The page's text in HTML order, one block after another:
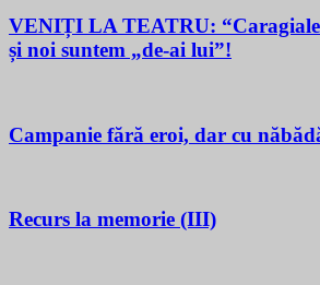
VENIȚI LA TEATRU: “Caragiale
și noi suntem „de-ai lui”!
Campanie fără eroi, dar cu
Recurs la memorie (III)